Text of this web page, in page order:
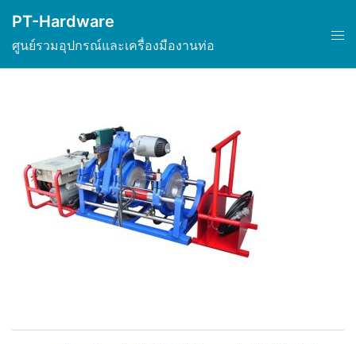
content
PT-Hardware
ศูนย์รวมอุปกรณ์และเครื่องมืองานท่อ